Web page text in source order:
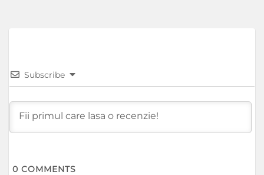
Subscribe
0 COMMENTS